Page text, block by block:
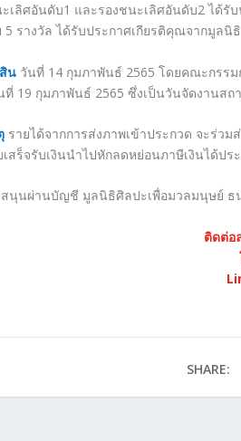
เลิศอันดับ1 และรองชนะเลิศอันดับ2 ได้รั
5 รางวัล ได้รับประกาศเกียรติคุณจากมูลนิธิ
นวันที่ 14 กุมภาพันธ์ 2565 โดยคณะกรร
ที่ 19 กุมภาพันธ์ 2565 ซึ่งเป็นวันจัดงานสถ
รายได้จากการส่งภาพเข้าประกวด จะร่ว
สร็จรับเงินนำไปหักลดหย่อนภาษีเงินได้ปร
นุนผ่านบัญชี มูลนิธิศิลปะเพื่อมวลมนุษย์ ธ
ติดต่อ
SHARE: